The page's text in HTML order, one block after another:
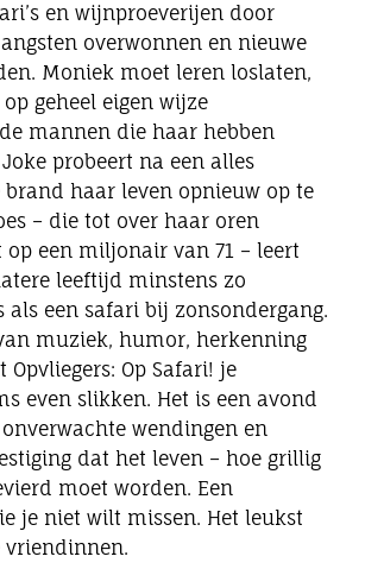
en wijnproeverijen door
overwonnen en nieuwe
Moniek moet leren loslaten,
geheel eigen wijze
mannen die haar hebben
probeert na een alles
brand haar leven opnieuw op te
– die tot over haar oren
een miljonair van 71 – leert
leeftijd minstens zo
als een safari bij zonsondergang.
muziek, humor, herkenning
Opvliegers: Op Safari! je
even slikken. Het is een avond
wendingen en
dat het leven – hoe grillig
moet worden. Een
je niet wilt missen. Het leukst
vriendinnen.